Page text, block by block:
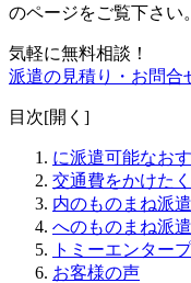
のページをご覧下さい。
気軽に無料相談！
派遣の見積り・お問合
目次[開く ]
に派遣可能なお
交通費をかけた
内のものまね派
へのものまね派
トミーエンター
お客様の声